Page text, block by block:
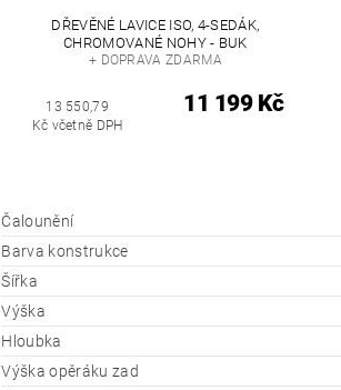
DŘEVĚNÉ LAVICE ISO, 4-SEDÁK,
CHROMOVANÉ NOHY - BUK
+ DOPRAVA ZDARMA
13 550,79
Kč včetně DPH
11 199 Kč
Čalounění
Barva konstrukce
Šířka
Výška
Hloubka
Výška opěráku zad